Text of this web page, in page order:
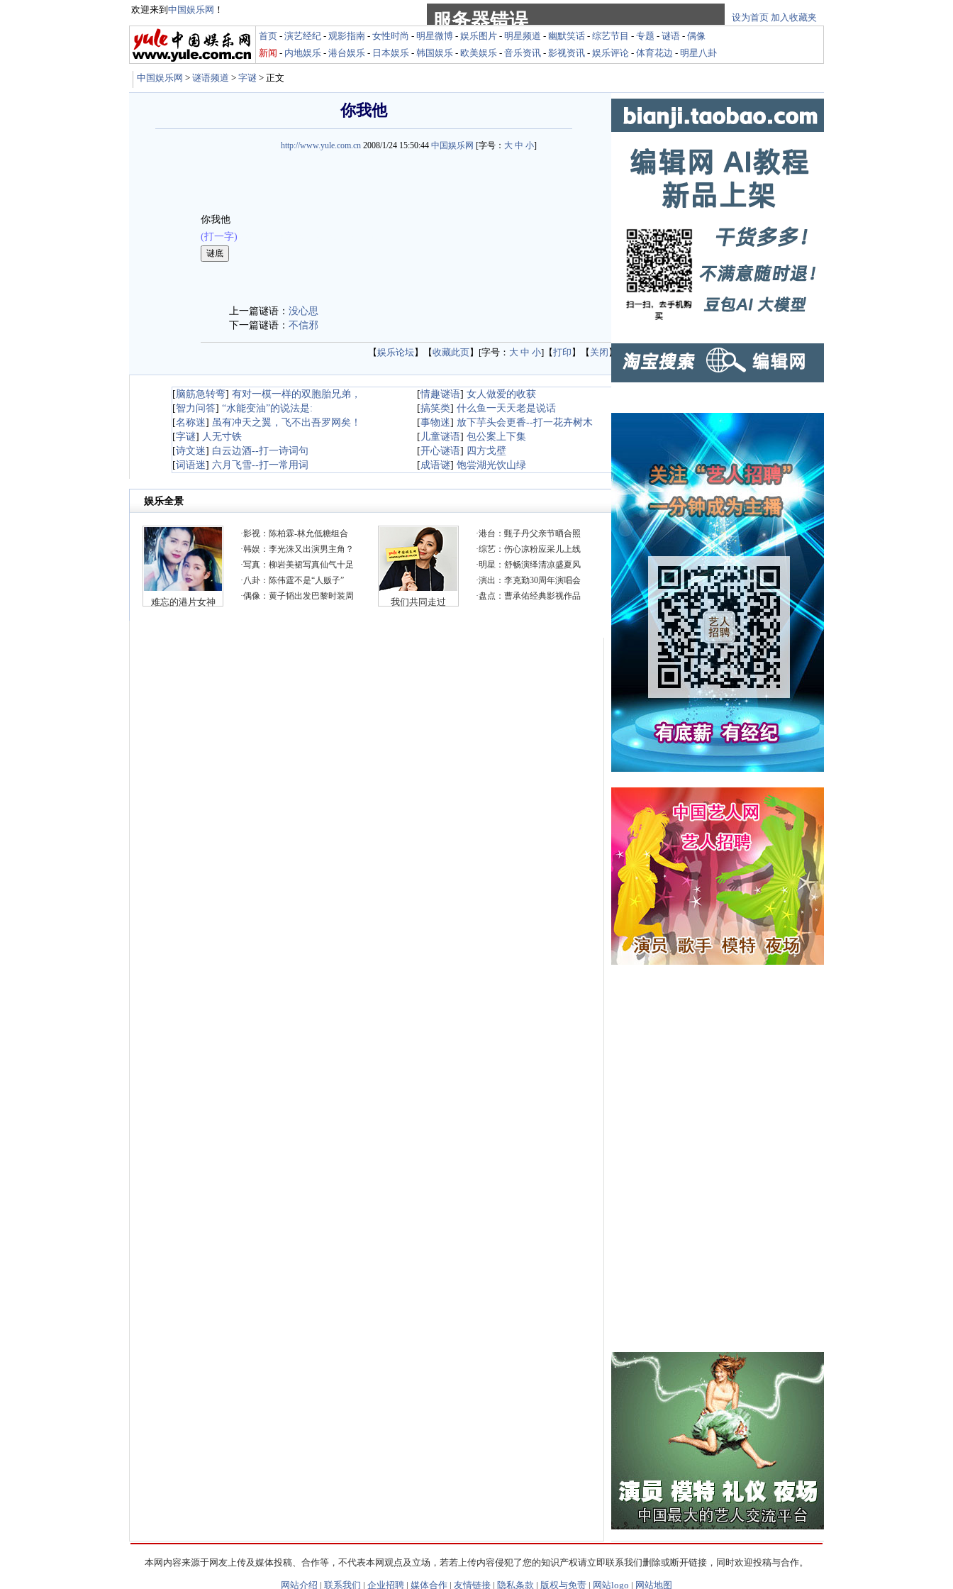
欢迎来到 中国娱乐网 ！
设为首页 加入收藏夹
首页 - 演艺经纪 - 观影指南 - 女性时尚 - 明星微博 - 娱乐图片 - 明星频道 - 幽默笑话 - 综艺节目 - 专题 - 谜语 - 偶像
新闻 - 内地娱乐 - 港台娱乐 - 日本娱乐 - 韩国娱乐 - 欧美娱乐 - 音乐资讯 - 影视资讯 - 娱乐评论 - 体育花边 - 明星八卦
中国娱乐网 > 谜语频道 > 字谜 > 正文
你我他
http://www.yule.com.cn 2008/1/24 15:50:44 中国娱乐网 [字号： 大 中 小]
你我他
(打一字)
上一篇谜语： 没心思
下一篇谜语： 不信邪
【娱乐论坛】【收藏此页】[字号： 大 中 小]【打印 】【 关闭 】
[脑筋急转弯] 有对一模一样的双胞胎兄弟， [情趣谜语] 女人做爱的收获
[智力问答] “水能变油”的说法是: [搞笑类] 什么鱼一天天老是说话
[名称迷] 虽有冲天之翼，飞不出吾罗网矣！ [事物迷] 放下芋头会更香--打一花卉树木
[字谜] 人无寸铁 [ 儿童谜语] 包公案上下集
[诗文迷] 白云边酒--打一诗词句 [开心谜语] 四方戈壁
[词语迷] 六月飞雪--打一常用词 [成语谜] 饱尝湖光饮山绿
本网内容来源于网友上传及媒体投稿、合作等，不代表本网观点及立场，若若上传内容侵犯了您的知识产权请立即联系我们删除或断开链接，同时欢迎投稿与合作。
网站介绍 | 联系我们 | 企业招聘 | 媒体合作 | 友情链接 | 隐私条款 | 版权与免责 | 网站logo | 网站地图